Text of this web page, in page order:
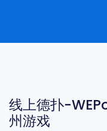
线上德扑-
州游戏